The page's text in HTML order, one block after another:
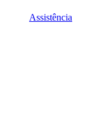
Assistência